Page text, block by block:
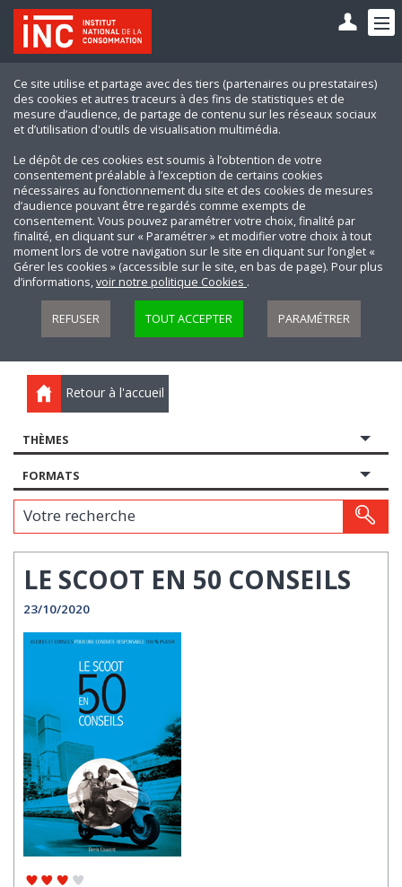
Ce site utilise et partage avec des tiers (partenaires ou prestataires)
des cookies et autres traceurs à des fins de statistiques et de
mesure d’audience, de partage de contenu sur les réseaux sociaux
et d’utilisation d'outils de visualisation multimédia.
Le dépôt de ces cookies est soumis à l’obtention de votre
consentement préalable à l’exception de certains cookies
nécessaires au fonctionnement du site et des cookies de mesures
d’audience pouvant être regardés comme exempts de
consentement. Vous pouvez paramétrer votre choix, finalité par
finalité, en cliquant sur « Paramétrer » et modifier votre choix à tout
moment lors de votre navigation sur le site en cliquant sur l’onglet «
Gérer les cookies » (accessible sur le site, en bas de page). Pour plus
d’informations,voir notre politique Cookies .
REFUSER TOUT ACCEPTER PARAMÉTRER
Retour à l'accueil
THÈMES
FORMATS
Votre recherche
LE SCOOT EN 50 CONSEILS
23/10/2020